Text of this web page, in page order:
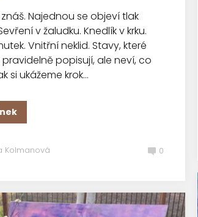
Najednou se objeví tlak
v žaludku. Knedlík v krku.
Vnitřní neklid. Stavy, které
popisují, ale neví, co
si ukážeme krok...
Kolmanová 0